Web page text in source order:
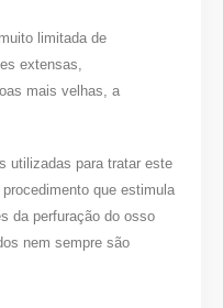
limitada de
extensas,
mais velhas, a
utilizadas para tratar este
que estimula
da perfuração do osso
nem sempre são